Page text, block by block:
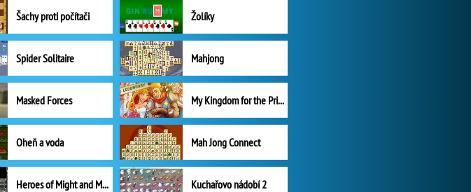
Šachy proti počítači Žolíky
Spider Solitaire Mahjong
Masked Forces My Kingdom for the Princess Plná verze
Oheň a voda Mah Jong Connect
Heroes of Might and Magic II Kuchařovo nádobí 2